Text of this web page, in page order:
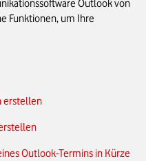
Outlook von
Funktionen, um Ihre
erstellen
Outlook-Termins in Kürze